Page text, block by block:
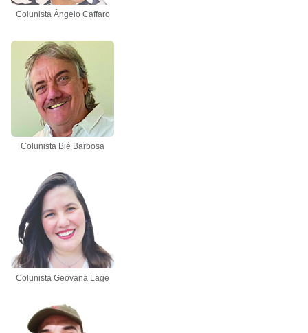
Colunista Ângelo Caffaro
Colunista Bié Barbosa
Colunista Geovana Lage